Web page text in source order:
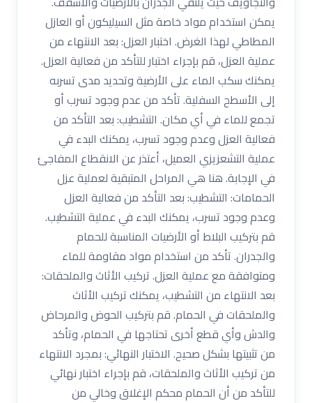
يمكن استخدام مواد خاصة مثل السيليكون أو العازل
المطاطي لهذا الغرض. اختبار العزل: بعد الانتهاء من
عملية العزل، قم بإجراء اختبار للتأكد من فعالية العزل.
يمكنك سكب الماء على الأرضية وتحديد مدى تسربه
إلى الأسطح السفلية. تأكد من عدم وجود تسرب أو
تجمع للماء في أي مكان. التشطيب: بعد التأكد من
فعالية العزل وعدم وجود تسرب، يمكنك البدء في
عملية التشعزيزي العميل، أعتذر عن الانقطاع المفاجئ
في الإجابة. هنا هي المراحل المتبقية لعملية عزل
الحمامات: التشطيب: بعد التأكد من فعالية العزل
وعدم وجود تسرب، يمكنك البدء في عملية التشطيب.
قم بتركيب البلاط أو الأرضيات المناسبة للحمام
والجدران. تأكد من استخدام مواد مقاومة للماء
ومتوافقة مع عملية العزل. تركيب الأثاث والملحقات:
بعد الانتهاء من التشطيب، يمكنك تركيب الأثاث
والملحقات في الحمام. قم بتركيب الحوض والمرحاض
والدش وأي قطع أخرى تحتاجها في الحمام، وتأكد
من تثبيتها بشكل صحيح. الاختبار النهائي: بمجرد الانتهاء
من تركيب الأثاث والملحقات، قم بإجراء اختبار نهائي
للتأكد من أن الحمام محكم الإغلاق وخالي من